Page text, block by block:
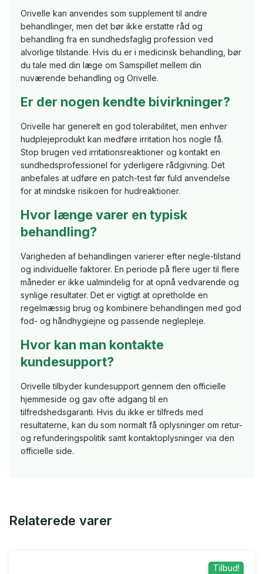
Orivelle kan anvendes som supplement til andre
behandlinger, men det bør ikke erstatte råd og
behandling fra en sundhedsfaglig profession ved
alvorlige tilstande. Hvis du er i medicinsk behandling, bør
du tale med din læge om Samspillet mellem din
nuværende behandling og Orivelle.
Er der nogen kendte bivirkninger?
Orivelle har generelt en god tolerabilitet, men enhver
hudplejeprodukt kan medføre irritation hos nogle få.
Stop brugen ved irritationsreaktioner og kontakt en
sundhedsprofessionel for yderligere rådgivning. Det
anbefales at udføre en patch-test før fuld anvendelse
for at mindske risikoen for hudreaktioner.
Hvor længe varer en typisk
behandling?
Varigheden af behandlingen varierer efter negle-tilstand
og individuelle faktorer. En periode på flere uger til flere
måneder er ikke ualmindelig for at opnå vedvarende og
synlige resultater. Det er vigtigt at opretholde en
regelmæssig brug og kombinere behandlingen med god
fod- og håndhygiejne og passende neglepleje.
Hvor kan man kontakte
kundesupport?
Orivelle tilbyder kundesupport gennem den officielle
hjemmeside og gav ofte adgang til en
tilfredshedsgaranti. Hvis du ikke er tilfreds med
resultaterne, kan du som normalt få oplysninger om retur-
og refunderingspolitik samt kontaktoplysninger via den
officielle side.
Relaterede varer
Tilbud!